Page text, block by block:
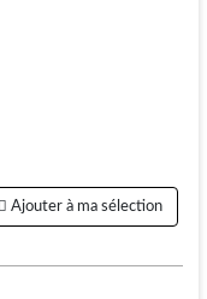
Ajouter à ma sélection